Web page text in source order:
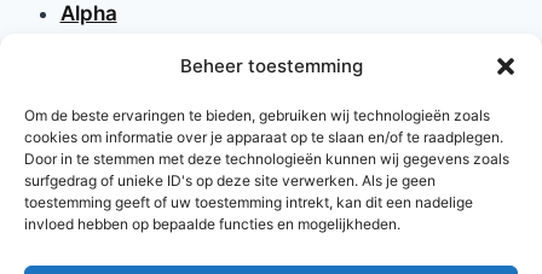
Beheer toestemming
Om de beste ervaringen te bieden, gebruiken wij technologieën zoals
cookies om informatie over je apparaat op te slaan en/of te raadplegen.
Door in te stemmen met deze technologieën kunnen wij gegevens zoals
surfgedrag of unieke ID's op deze site verwerken. Als je geen
toestemming geeft of uw toestemming intrekt, kan dit een nadelige
invloed hebben op bepaalde functies en mogelijkheden.
Alpha
Anselm
Avril
Arabisa